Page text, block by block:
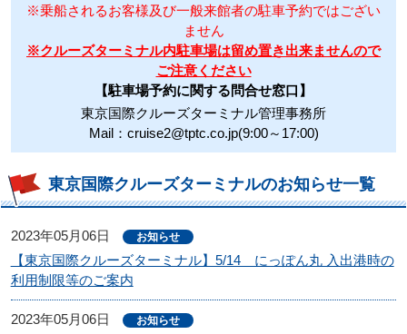
※乗船されるお客様及び一般来館者の駐車予約ではござい
ません
※クルーズターミナル内駐車場は留め置き出来ませんので
ご注意ください
【駐車場予約に関する問合せ窓口】
東京国際クルーズターミナル管理事務所
Mail：cruise2@tptc.co.jp(9:00～17:00)
東京国際クルーズターミナルのお知らせ一覧
2023年05月06日 お知らせ
【東京国際クルーズターミナル】5/14 にっぽん丸 入出港時の
利用制限等のご案内
2023年05月06日 お知らせ